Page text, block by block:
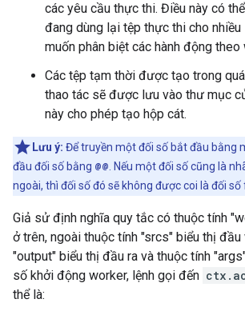
các yêu cầu thực thi. Điều này có
đang dùng lại tệp thực thi cho
muốn phân biệt các hành động theo
Các tệp tạm thời được tạo trong
thao tác sẽ được lưu vào thư mục
này cho phép tạo hộp cát.
Lưu ý: Để truyền một đối số bắt đầu bằng
đầu đối số bằng @@ . Nếu một đối số cũng là
ngoài, thì đối số đó sẽ không được coi là đối số
Giả sử định nghĩa quy tắc có thuộc tính
ở trên, ngoài thuộc tính "srcs" biểu thị đầu
"output" biểu thị đầu ra và thuộc tính
số khởi động worker, lệnh gọi đến
thể là: